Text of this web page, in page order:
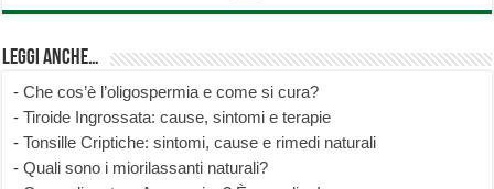
Leggi anche…
-Che cos’è l’oligospermia e come si cura?
-Tiroide Ingrossata: cause, sintomi e terapie
-Tonsille Criptiche: sintomi, cause e rimedi naturali
-Quali sono i miorilassanti naturali?